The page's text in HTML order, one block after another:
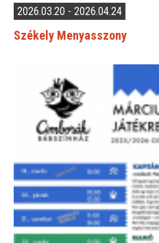
2026.03.20 - 2026.04.24
Székely Menyasszony